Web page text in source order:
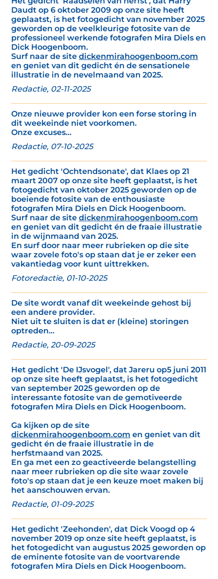
Daudt op 6 oktober 2009 op onze site heeft
geplaatst, is het fotogedicht van november 2025
geworden op de veelkleurige fotosite van de
professioneel werkende fotografen Mira Diels en
Dick Hoogenboom.
Surf naar de site dickenmirahoogenboom.com
en geniet van dit gedicht én de sensationele
illustratie in de nevelmaand van 2025.
Redactie, 02-11-2025
Onze nieuwe provider kon een forse storing in
dit weekeinde niet voorkomen.
Onze excuses...
Redactie, 07-10-2025
Het gedicht 'Ochtendsonate', dat Klaes op 21
maart 2007 op onze site heeft geplaatst, is het
fotogedicht van oktober 2025 geworden op de
boeiende fotosite van de enthousiaste
fotografen Mira Diels en Dick Hoogenboom.
Surf naar de site dickenmirahoogenboom.com
en geniet van dit gedicht én de fraaie illustratie
in de wijnmaand van 2025.
En surf door naar meer rubrieken op die site
waar zovele foto's op staan dat je er zeker een
vakantiedag voor kunt uittrekken.
Fotoredactie, 01-10-2025
De site wordt vanaf dit weekeinde gehost bij
een andere provider.
Niet uit te sluiten is dat er (kleine) storingen
optreden...
Redactie, 20-09-2025
Het gedicht 'De IJsvogel', dat Jareru op5 juni 2011
op onze site heeft geplaatst, is het fotogedicht
van september 2025 geworden op de
interessante fotosite van de gemotiveerde
fotografen Mira Diels en Dick Hoogenboom.
Ga kijken op de site
dickenmirahoogenboom.com en geniet van dit
gedicht én de fraaie illustratie in de
herfstmaand van 2025.
En ga met een zo geactiveerde belangstelling
naar meer rubrieken op die site waar zovele
foto's op staan dat je een keuze moet maken bij
het aanschouwen ervan.
Redactie, 01-09-2025
Het gedicht 'Zeehonden', dat Dick Voogd op 4
november 2019 op onze site heeft geplaatst, is
het fotogedicht van augustus 2025 geworden op
de eminente fotosite van de voortvarende
fotografen Mira Diels en Dick Hoogenboom.